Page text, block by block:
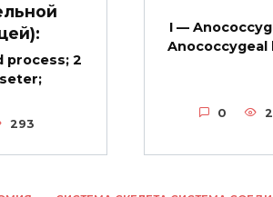
process; 2
293
I —
Anococcygeal
0